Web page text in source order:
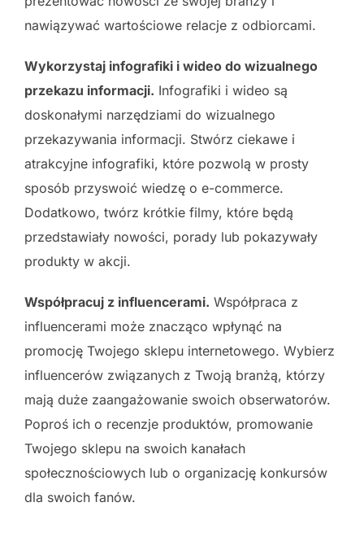
nawiązywać wartościowe relacje z odbiorcami.
Wykorzystaj infografiki i wideo do wizualnego
przekazu informacji. Infografiki i wideo są
doskonałymi narzędziami do wizualnego
przekazywania informacji. Stwórz ciekawe i
atrakcyjne infografiki, które pozwolą w prosty
sposób przyswoić wiedzę o e-commerce.
Dodatkowo, twórz krótkie filmy, które będą
przedstawiały nowości, porady lub pokazywały
produkty w akcji.
Współpracuj z influencerami. Współpraca z
influencerami może znacząco wpłynąć na
promocję Twojego sklepu internetowego. Wybierz
influencerów związanych z Twoją branżą, którzy
mają duże zaangażowanie swoich obserwatorów.
Poproś ich o recenzje produktów, promowanie
Twojego sklepu na swoich kanałach
społecznościowych lub o organizację konkursów
dla swoich fanów.